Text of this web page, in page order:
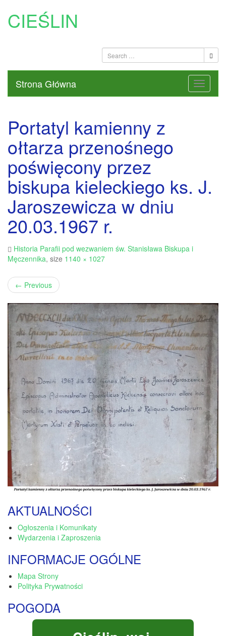
CIEŚLIN
Strona Główna
Portatyl kamienny z
ołtarza przenośnego
poświęcony przez
biskupa kieleckiego ks. J.
Jaroszewicza w dniu
20.03.1967 r.
Historia Parafii pod wezwaniem św. Stanisława Biskupa i
Męczennika, size 1140 × 1027
← Previous
AKTUALNOŚCI
Ogłoszenia i Komunikaty
Wydarzenia i Zaproszenia
INFORMACJE OGÓLNE
Mapa Strony
Polityka Prywatności
POGODA